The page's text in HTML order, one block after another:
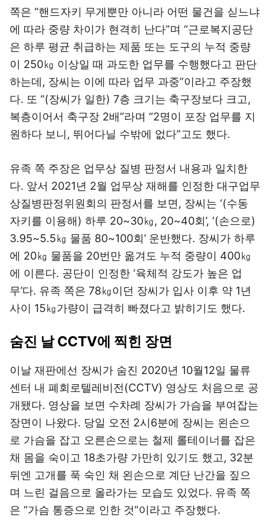
쪽은 “핸드자키 무게뿐만 아니라 어떤 물건을 싣느냐
에 따라 중량 차이가 현격히 난다”며 “근로복지공단
은 하루 평균 취급하는 제품 또는 도구의 누적 중량
이 250㎏ 이상일 때 과도한 업무를 수행했다고 판단
하는데, 장씨는 이에 따라 업무 과중”이라고 주장했
다. 또 “(장씨가 일한) 7층 크기는 축구장보다 크고,
복층이어서 축구장 2배”라며 “2명이 포장 업무를 지
원하다 보니, 뛰어다닐 수밖에 없다”고도 했다.
유족 쪽 주장은 업무상 질병 판정서 내용과 일치한
다. 앞서 2021년 2월 업무상 재해를 인정한 대구업무
상질병판정위원회의 판정서를 보면, 장씨는 ‘(수동
자키를 이용해) 하루 20~30㎏, 20~40회’, ‘(손으로)
3.95~5.5㎏ 물품 80~100회’ 운반했다. 장씨가 하루
에 20㎏ 물품을 20번만 옮겨도 누적 중량이 400㎏
에 이른다. 공단이 인정한 ‘육체적 강도가 높은 업
무’다. 유족 쪽은 78㎏이던 장씨가 입사 이후 약 1년
사이 15㎏가량이 급격히 빠졌다고 밝히기도 했다.
숨진 날 CCTV에 찍힌 장면
이날 재판에선 장씨가 숨진 2020년 10월12일 물류
센터 내 폐회로텔레비전(CCTV) 영상도 처음으로 공
개됐다. 영상을 보면 수차례 장씨가 가슴을 부여잡는
장면이 나왔다. 당일 오전 2시6분에 장씨는 왼손으
로 가슴을 잡고 오른손으로는 철제 롤테이너를 잡은
채 몸을 숙이고 18초가량 가만히 있기도 했고, 32분
뒤엔 고개를 푹 숙인 채 왼손으로 계단 난간을 짚으
며 느린 걸음으로 올라가는 모습도 있었다. 유족 쪽
은 “가슴 통증으로 인한 것”이라고 주장했다.